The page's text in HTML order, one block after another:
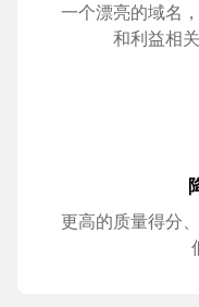
一个漂亮的域名
和利益相
更高的质量得分